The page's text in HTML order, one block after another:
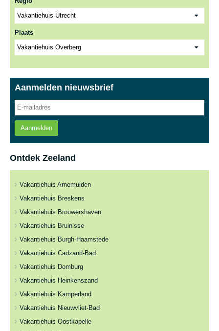
Plaats
Aanmelden nieuwsbrief
Aanmelden
Ontdek Zeeland
Vakantiehuis Arnemuiden
Vakantiehuis Breskens
Vakantiehuis Brouwershaven
Vakantiehuis Bruinisse
Vakantiehuis Burgh-Haamstede
Vakantiehuis Cadzand-Bad
Vakantiehuis Domburg
Vakantiehuis Heinkenszand
Vakantiehuis Kamperland
Vakantiehuis Nieuwvliet-Bad
Vakantiehuis Oostkapelle